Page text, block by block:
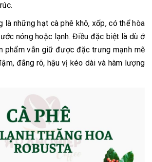
là những hạt cà phê khô, xốp, có thể hòa
nóng hoặc lạnh. Điều đặc biệt là dù ở
phẩm vẫn giữ được đặc trưng mạnh mẽ
đắng rõ, hậu vị kéo dài và hàm lượng